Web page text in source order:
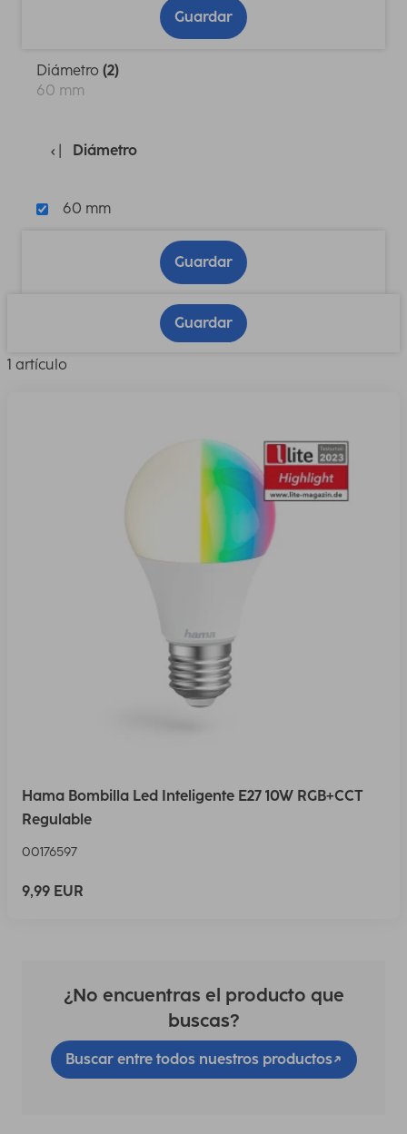
Guardar
Diámetro (2)
60 mm
Diámetro
60 mm
Guardar
Guardar
1 artículo
Hama Bombilla Led Inteligente E27 10W RGB+CCT
Regulable
00176597
9,99 EUR
¿No encuentras el producto que
buscas?
Buscar entre todos nuestros productos